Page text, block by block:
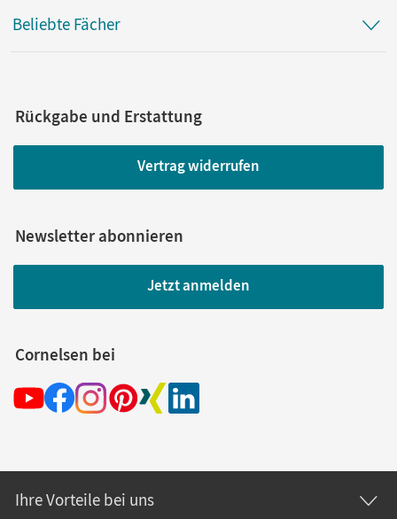
Beliebte Fächer
Rückgabe und Erstattung
Vertrag widerrufen
Newsletter abonnieren
Jetzt anmelden
Cornelsen bei
Ihre Vorteile bei uns